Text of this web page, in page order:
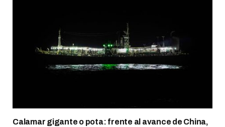
Calamar gigante o pota: frente al avance de China,